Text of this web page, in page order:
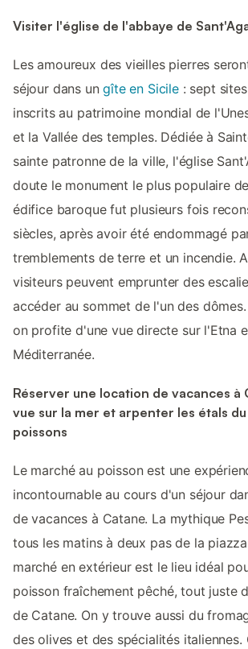
Visiter l'église de l'abbaye de
Les amoureux des vieilles pierres
séjour dans ungîte en Sicile: sept
inscrits au patrimoine mondial de
et la Vallée des temples. Dédiée à
sainte patronne de la ville, l'église
doute le monument le plus populaire
édifice baroque fut plusieurs fois
siècles, après avoir été endommagé
tremblements de terre et un incendie.
visiteurs peuvent emprunter des
accéder au sommet de l'un des
on profite d'une vue directe sur l'Etna
Méditerranée.
Réserver une location de vacances à
vue sur la mer et arpenter les étals
poissons
Le marché au poisson est une
incontournable au cours d'un séjour
de vacances à Catane. La mythique
tous les matins à deux pas de la
marché en extérieur est le lieu idéal
poisson fraîchement pêché, tout juste
de Catane. On y trouve aussi du
des olives et des spécialités italiennes.